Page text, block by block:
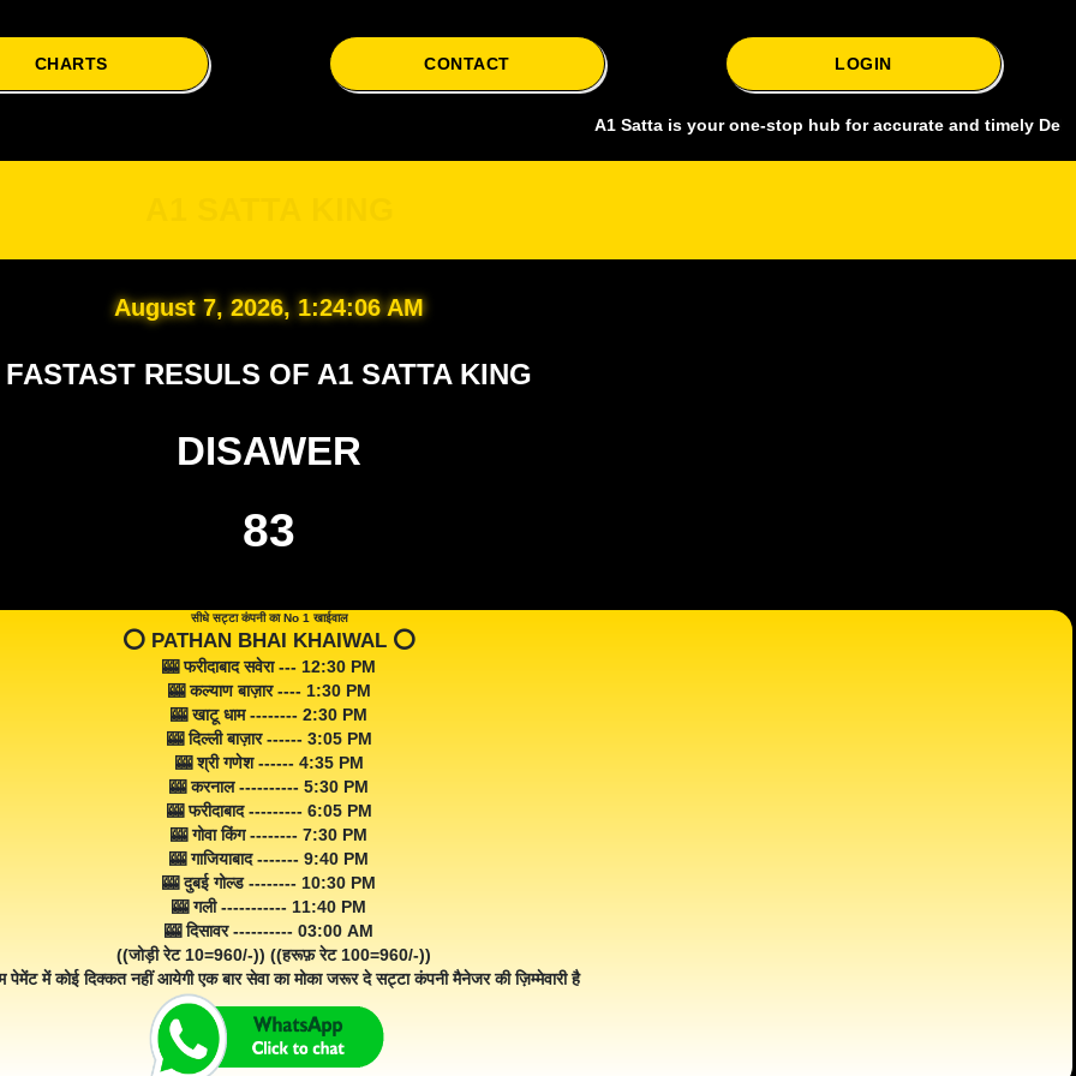
CHARTS CONTACT LOGIN
A1 Satta is your one-stop hub for accurate and timely Delhi
August 7, 2026, 1:24:07 AM
FASTAST RESULS OF A1 SATTA KING
DISAWER
83
सीधे सट्टा कंपनी का No 1 खाईवाल
⭕️ PATHAN BHAI KHAIWAL ⭕️
🎰 फरीदाबाद सवेरा --- 12:30 PM
🎰 कल्याण बाज़ार ---- 1:30 PM
🎰 खाटू धाम -------- 2:30 PM
🎰 दिल्ली बाज़ार ------ 3:05 PM
🎰 श्री गणेश ------ 4:35 PM
🎰 करनाल ---------- 5:30 PM
🎰 फरीदाबाद --------- 6:05 PM
🎰 गोवा किंग -------- 7:30 PM
🎰 गाजियाबाद ------- 9:40 PM
🎰 दुबई गोल्ड -------- 10:30 PM
🎰 गली ----------- 11:40 PM
🎰 दिसावर ---------- 03:00 AM
((जोड़ी रेट 10=960/-)) ((हरूफ़ रेट 100=960/-))
पेमेंट में कोई दिक्कत नहीं आयेगी एक बार सेवा का मोका जरूर दे सट्टा कंपनी मैनेजर की ज़िम्मेवारी है